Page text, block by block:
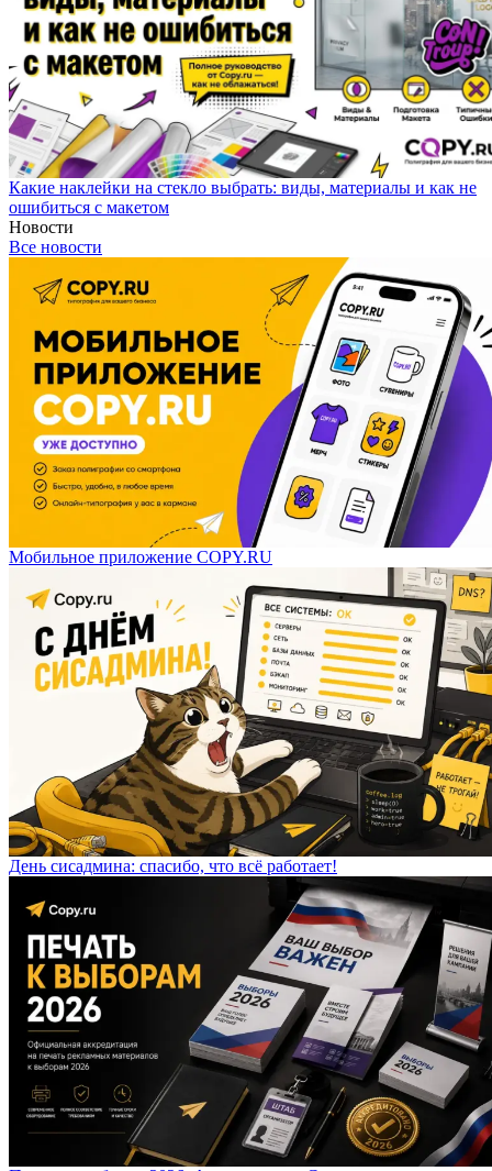
Какие наклейки на стекло выбрать: виды, материалы и как не
ошибиться с макетом
Новости
Все новости
Мобильное приложение COPY.RU
День сисадмина: спасибо, что всё работает!